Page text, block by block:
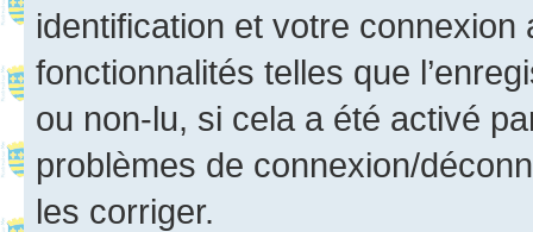
identification et votre
fonctionnalités telles que
ou non-lu, si cela a été activé
problèmes de connexion/
les corriger.